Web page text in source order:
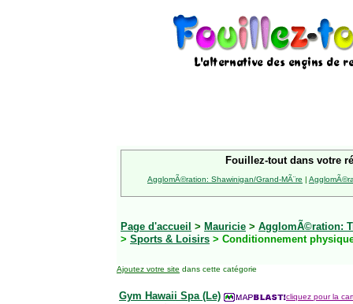
Fouillez-tout dans votre
AgglomÃ©ration: Shawinigan/Grand-MÃ¨re |
Page d'accueil > Mauricie > AgglomÃ©ration:
> Sports & Loisirs > Conditionnement
Ajoutez votre site dans cette catégorie
Gym Hawaii Spa (Le) cliquez pour la